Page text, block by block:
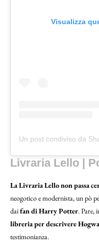
Visualizza
Livraria Lello |
La Livraria Lello non passa
neogotico e modernista, un pò
daifan di Harry Potter. Pare,
libreria per descrivere
testimonianza.